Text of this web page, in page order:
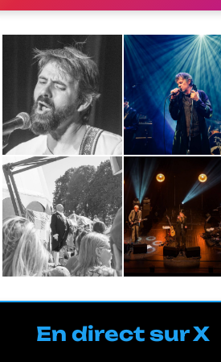
En direct sur X